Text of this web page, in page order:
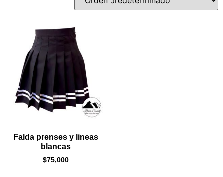
Falda prenses y lineas
blancas
$75,000